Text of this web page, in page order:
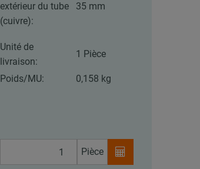
extérieur du tube
(cuivre):
35 mm
Unité de
livraison:
1 Pièce
Poids/MU: 0,158 kg
Pièce